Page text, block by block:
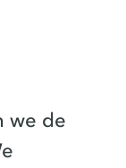
we de